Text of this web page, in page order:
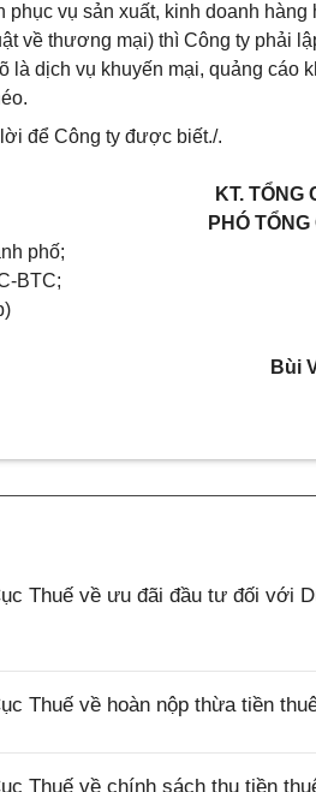
phục vụ sản xuất, kinh doanh
về thương mại) thì Công ty phải
là dịch vụ khuyến mại, quảng cáo
để Công ty được biết./.
phố;
BTC;
KT. TỔNG
PHÓ
Bùi
Thuế về ưu đãi đầu tư đối với
Thuế về hoàn nộp thừa tiền
Thuế về chính sách thu tiền